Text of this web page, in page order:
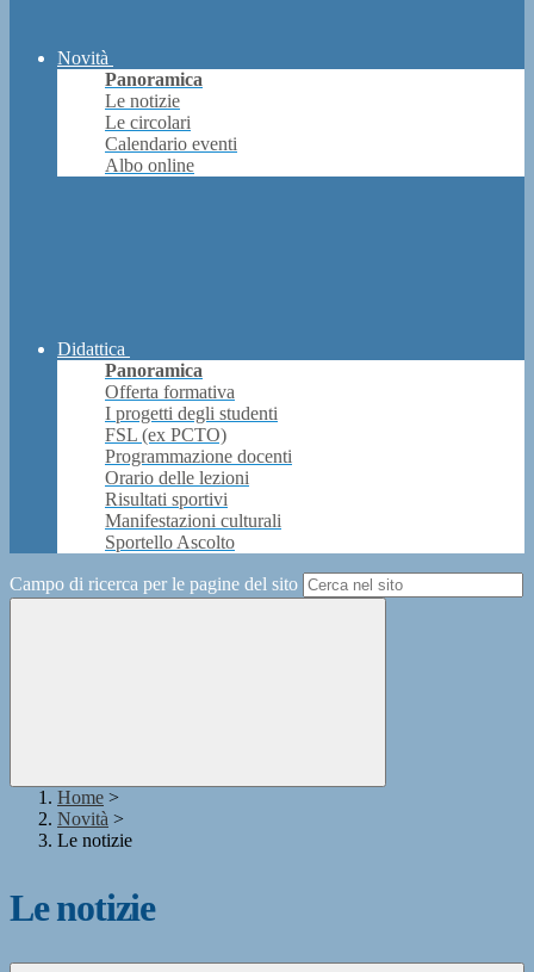
Novità
Panoramica
Le notizie
Le circolari
Calendario eventi
Albo online
Didattica
Panoramica
Offerta formativa
I progetti degli studenti
FSL (ex PCTO)
Programmazione docenti
Orario delle lezioni
Risultati sportivi
Manifestazioni culturali
Sportello Ascolto
Campo di ricerca per le pagine del sito
Home >
Novità >
Le notizie
Le notizie